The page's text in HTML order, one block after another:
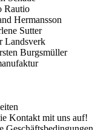
Rautio
Hermansson
Sutter
Landsverk
Burgsmüller
Kontakt mit uns auf!